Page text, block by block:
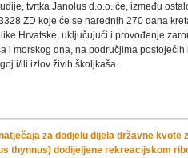
tvrtka Janolus d.o.o. će, između
ZD koje će se narednih 270 dana
Hrvatske, uključujući i provođenje
i morskog dna, na područjima postojećih
i/ili izlov živih školjkaša.
za dodjelu dijela državne kvote
thynnus) dodijeljene rekreacijskom